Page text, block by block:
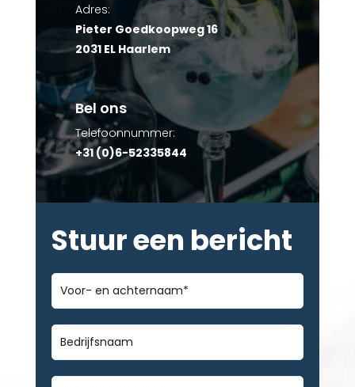
Adres:
Pieter Goedkoopweg 16
2031 EL Haarlem
Bel ons
Telefoonnummer:
+31 (0)6-52335844
Stuur een bericht
Voor-
en
achternaam*
Bedrijfsnaam
Telefoonnummer*